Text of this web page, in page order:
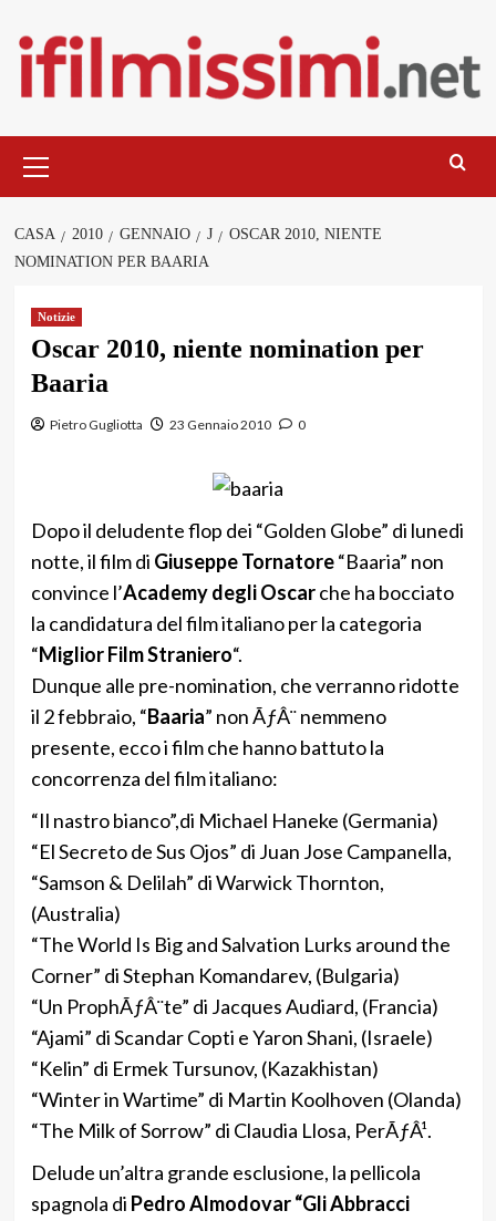
contenuto
principale
CASA 2010 GENNAIO J
OSCAR 2010, NIENTE
NOMINATION PER BAARIA
Notizie
Oscar 2010, niente nomination per
Baaria
Pietro Gugliotta 23 Gennaio 2010 0
Dopo il deludente flop dei “Golden Globe” di lunedi
notte, il film di Giuseppe Tornatore“Baaria” non
convince l’Academy degli Oscarche ha bocciato
la candidatura del film italiano per la categoria
“Miglior Film Straniero“.
Dunque alle pre-nomination, che verranno ridotte
il 2 febbraio, “Baaria” non ÃƒÂ¨ nemmeno
presente, ecco i film che hanno battuto la
concorrenza del film italiano:
“Il nastro bianco”,di Michael Haneke (Germania)
“El Secreto de Sus Ojos” di Juan Jose Campanella,
“Samson & Delilah” di Warwick Thornton,
(Australia)
“The World Is Big and Salvation Lurks around the
Corner” di Stephan Komandarev, (Bulgaria)
“Un ProphÃƒÂ¨te” di Jacques Audiard, (Francia)
“Ajami” di Scandar Copti e Yaron Shani, (Israele)
“Kelin” di Ermek Tursunov, (Kazakhistan)
“Winter in Wartime” di Martin Koolhoven (Olanda)
“The Milk of Sorrow” di Claudia Llosa, PerÃƒÂ¹.
Delude un’altra grande esclusione, la pellicola
spagnola di Pedro Almodovar “Gli Abbracci